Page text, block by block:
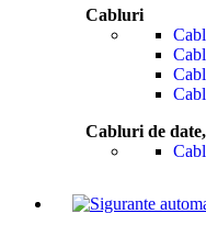
Cabluri
Cabluri de